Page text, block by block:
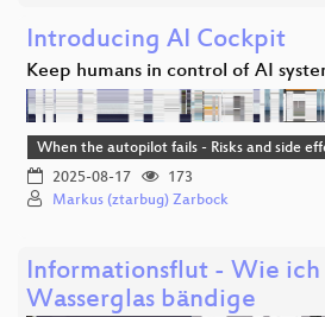
Introducing AI Cockpit
Keep humans in control of AI
When the autopilot fails - Risks and side
2025-08-17
173
Markus (ztarbug) Zarbock
Informationsflut - Wie ich
Wasserglas bändige